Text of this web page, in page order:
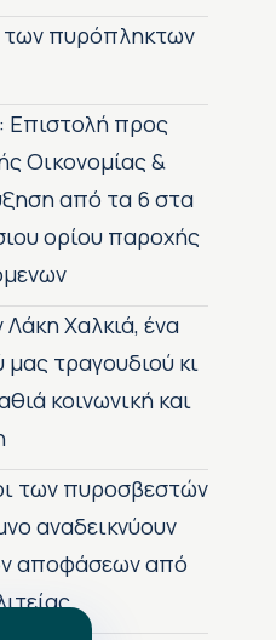
των πυρόπληκτων
Επιστολή προς
Οικονομίας &
από τα 6 στα
ορίου παροχής
Χαλκιά, ένα
τραγουδιού κι
κοινωνική και
των πυροσβεστών
αναδεικνύουν
αποφάσεων από